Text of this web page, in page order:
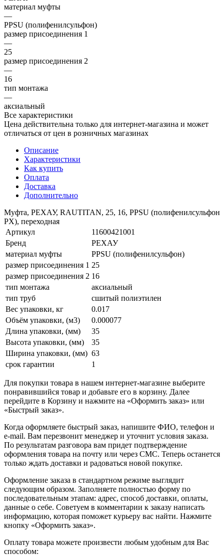
материал муфты
—
PPSU (полифенилсульфон)
размер присоединения 1
—
25
размер присоединения 2
—
16
тип монтажа
—
аксиальный
Все характеристики
Цена действительна только для интернет-магазина и может
отличаться от цен в розничных магазинах
Описание
Характеристики
Как купить
Оплата
Доставка
Дополнительно
Муфта, РЕХАУ, RAUTITAN, 25, 16, PPSU (полифенилсульфон
PX), переходная
Артикул
11600421001
Бренд
РЕХАУ
материал муфты
PPSU (полифенилсульфон)
размер присоединения 1 25
размер присоединения 2 16
тип монтажа
аксиальный
тип труб
сшитый полиэтилен
Вес упаковки, кг
0.017
Объём упаковки, (м3)
0.000077
Длина упаковки, (мм)
35
Высота упаковки, (мм)
35
Ширина упаковки, (мм) 63
срок гарантии
1
Для покупки товара в нашем интернет-магазине выберите
понравившийся товар и добавьте его в корзину. Далее
перейдите в Корзину и нажмите на «Оформить заказ» или
«Быстрый заказ».
Когда оформляете быстрый заказ, напишите ФИО, телефон и
e-mail. Вам перезвонит менеджер и уточнит условия заказа.
По результатам разговора вам придет подтверждение
оформления товара на почту или через СМС. Теперь останется
только ждать доставки и радоваться новой покупке.
Оформление заказа в стандартном режиме выглядит
следующим образом. Заполняете полностью форму по
последовательным этапам: адрес, способ доставки, оплаты,
данные о себе. Советуем в комментарии к заказу написать
информацию, которая поможет курьеру вас найти. Нажмите
кнопку «Оформить заказ».
Оплату товара можете произвести любым удобным для Вас
способом: